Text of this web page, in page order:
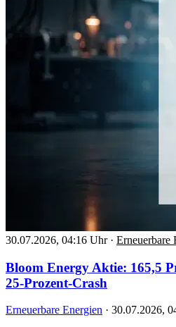
30.07.2026, 04:16 Uhr · Erneuerbare
Bloom Energy Aktie: 165,5
25-Prozent-Crash
Erneuerbare Energien · 30.07.2026,